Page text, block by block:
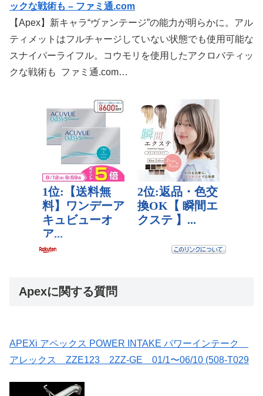
ックな戦術も – ファミ通.com
【Apex】新キャラ“ヴァンテージ”の能力が明らかに。アル
ティメットはフルチャージしていない状態でも使用可能な
スナイパーライフル。コウモリを使用したアクロバティッ
クな戦術も ファミ通.com…
Apexに関する質問
APEXi アペックス POWER INTAKE パワーインテーク
アレックス ZZE123 2ZZ-GE 01/1〜06/10 (508-T029